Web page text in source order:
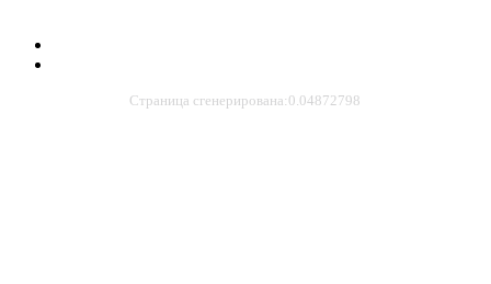
Страница сгенерирована:0.04872798